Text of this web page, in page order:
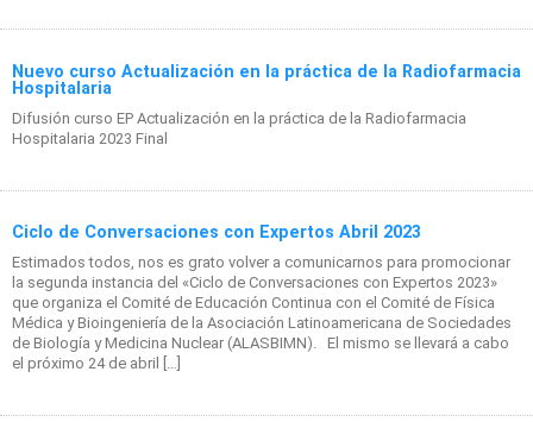
Nuevo curso Actualización en la práctica de la Radiofarmacia
Hospitalaria
Difusión curso EP Actualización en la práctica de la Radiofarmacia
Hospitalaria 2023 Final
Ciclo de Conversaciones con Expertos Abril 2023
Estimados todos, nos es grato volver a comunicarnos para promocionar
la segunda instancia del «Ciclo de Conversaciones con Expertos 2023»
que organiza el Comité de Educación Continua con el Comité de Física
Médica y Bioingeniería de la Asociación Latinoamericana de Sociedades
de Biología y Medicina Nuclear (ALASBIMN). El mismo se llevará a cabo
el próximo 24 de abril […]